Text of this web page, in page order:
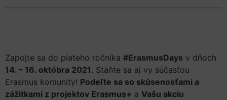
Zapojte sa do piateho ročníka #ErasmusDays v dňoch
14. – 16. októbra 2021. Staňte sa aj vy súčasťou
Erasmus komunity! Podeľte sa so skúsenosťami a
zážitkami z projektov Erasmus+ a Vašu akciu